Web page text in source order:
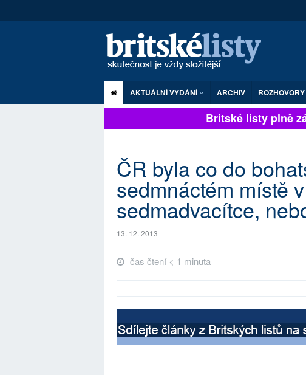
AKTUÁLNÍ VYDÁNÍ ARCHIV ROZHOVORY
Britské listy plně
ČR byla co do
sedmnáctém místě
sedmadvacítce,
13. 12. 2013
čas čtení < 1 minuta